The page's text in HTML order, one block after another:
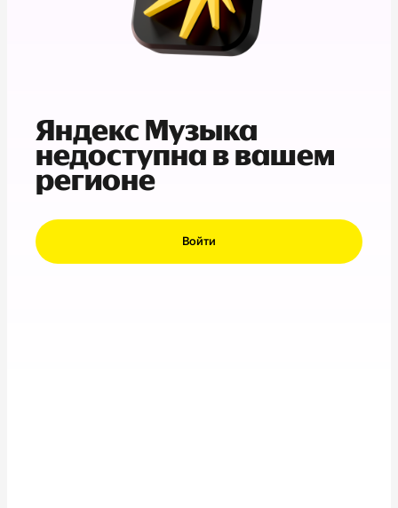
Яндекс Музыка
недоступна в вашем
регионе
Войти